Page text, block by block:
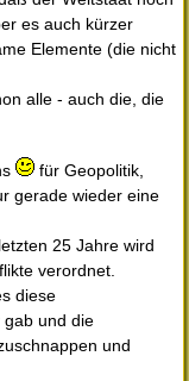
es auch kürzer
Elemente (die nicht
alle - auch die, die
für Geopolitik,
gerade wieder eine
25 Jahre wird
verordnet.
diese
gab und die
und